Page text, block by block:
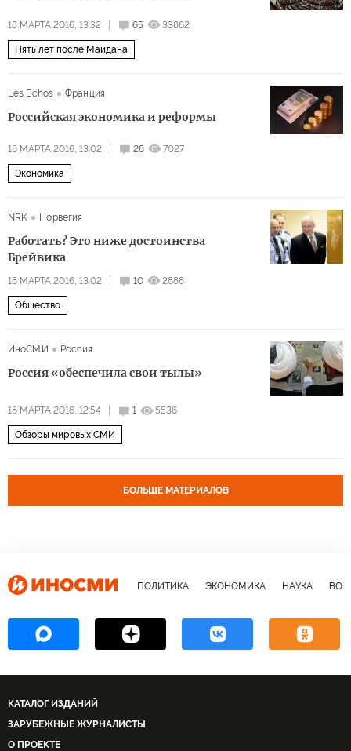
18 МАРТА 2016, 13:32 65 33862
Пять лет после Майдана
Les Echos Франция
Российская экономика и реформы
18 МАРТА 2016, 13:02 28 7027
Экономика
NRK Норвегия
Работать? Это ниже достоинства
Брейвика
18 МАРТА 2016, 13:02 10 2888
Общество
ИноСМИ Россия
Россия «обеспечила свои тылы»
18 МАРТА 2016, 12:54 1 5536
Обзоры мировых СМИ
БОЛЬШЕ МАТЕРИАЛОВ
ПОЛИТИКА ЭКОНОМИКА НАУКА
КАТАЛОГ ИЗДАНИЙ
ЗАРУБЕЖНЫЕ ЖУРНАЛИСТЫ
О ПРОЕКТЕ